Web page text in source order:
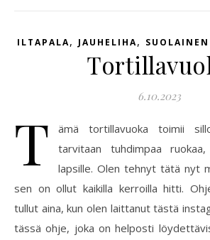
ILTAPALA, JAUHELIHA,
6.10.2023
T
ämä tortillavuoka toimii
tarvitaan tuhdimpaa
lapsille. Olen tehnyt tätä nyt
sen on ollut kaikilla kerroilla hitti.
tullut aina, kun olen laittanut tästä
tässä ohje, joka on helposti